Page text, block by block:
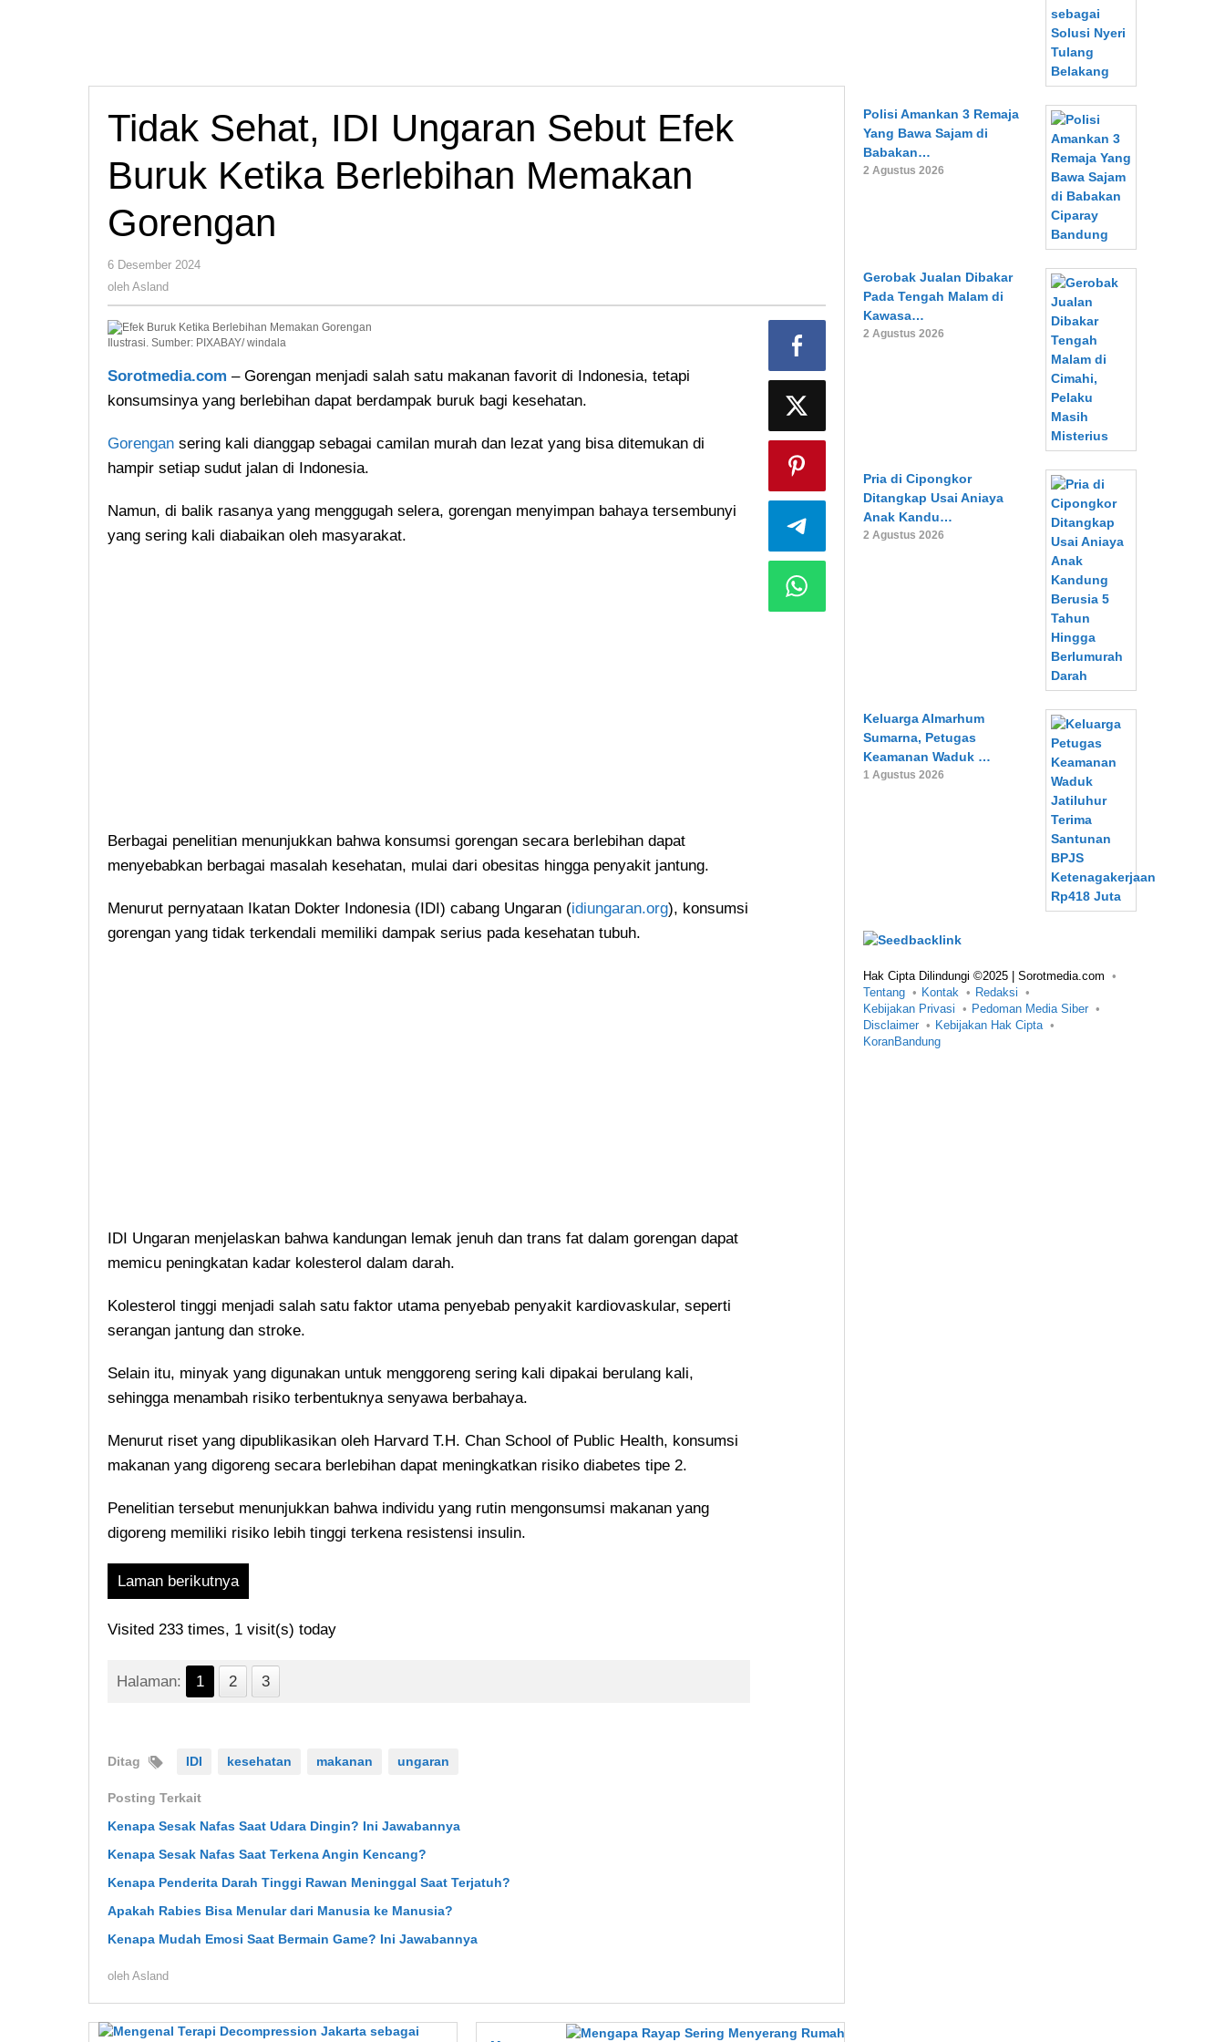
Tidak Sehat, IDI Ungaran Sebut Efek
Buruk Ketika Berlebihan Memakan
Gorengan
6 Desember 2024
oleh Asland
Ilustrasi. Sumber: PIXABAY/ windala
Sorotmedia.com – Gorengan menjadi salah satu makanan favorit di Indonesia, tetapi
konsumsinya yang berlebihan dapat berdampak buruk bagi kesehatan.
Gorengan sering kali dianggap sebagai camilan murah dan lezat yang bisa ditemukan di
hampir setiap sudut jalan di Indonesia.
Namun, di balik rasanya yang menggugah selera, gorengan menyimpan bahaya tersembunyi
yang sering kali diabaikan oleh masyarakat.
Berbagai penelitian menunjukkan bahwa konsumsi gorengan secara berlebihan dapat
menyebabkan berbagai masalah kesehatan, mulai dari obesitas hingga penyakit jantung.
Menurut pernyataan Ikatan Dokter Indonesia (IDI) cabang Ungaran (idiungaran.org), konsumsi
gorengan yang tidak terkendali memiliki dampak serius pada kesehatan tubuh.
IDI Ungaran menjelaskan bahwa kandungan lemak jenuh dan trans fat dalam gorengan dapat
memicu peningkatan kadar kolesterol dalam darah.
Kolesterol tinggi menjadi salah satu faktor utama penyebab penyakit kardiovaskular, seperti
serangan jantung dan stroke.
Selain itu, minyak yang digunakan untuk menggoreng sering kali dipakai berulang kali,
sehingga menambah risiko terbentuknya senyawa berbahaya.
Menurut riset yang dipublikasikan oleh Harvard T.H. Chan School of Public Health, konsumsi
makanan yang digoreng secara berlebihan dapat meningkatkan risiko diabetes tipe 2.
Penelitian tersebut menunjukkan bahwa individu yang rutin mengonsumsi makanan yang
digoreng memiliki risiko lebih tinggi terkena resistensi insulin.
Laman berikutnya
Visited 233 times, 1 visit(s) today
Halaman: 1 2 3
Ditag IDI kesehatan makanan ungaran
Posting Terkait
Kenapa Sesak Nafas Saat Udara Dingin? Ini Jawabannya
Kenapa Sesak Nafas Saat Terkena Angin Kencang?
Kenapa Penderita Darah Tinggi Rawan Meninggal Saat Terjatuh?
Apakah Rabies Bisa Menular dari Manusia ke Manusia?
Kenapa Mudah Emosi Saat Bermain Game? Ini Jawabannya
oleh Asland
Polisi Amankan 3 Remaja
Yang Bawa Sajam di
Babakan…
2 Agustus 2026
Gerobak Jualan Dibakar
Pada Tengah Malam di
Kawasa…
2 Agustus 2026
Pria di Cipongkor
Ditangkap Usai Aniaya
Anak Kandu…
2 Agustus 2026
Keluarga Almarhum
Sumarna, Petugas
Keamanan Waduk …
1 Agustus 2026
Hak Cipta Dilindungi ©2025 | Sorotmedia.com
Tentang
Kontak
Redaksi
Kebijakan Privasi
Pedoman Media Siber
Disclaimer
Kebijakan Hak Cipta
KoranBandung